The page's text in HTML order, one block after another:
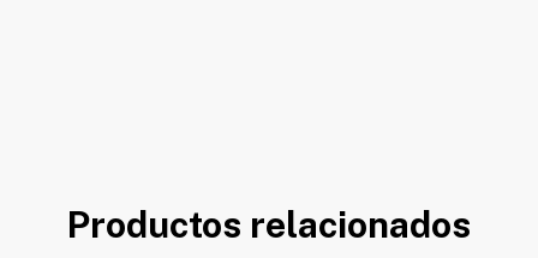
Productos relacionados